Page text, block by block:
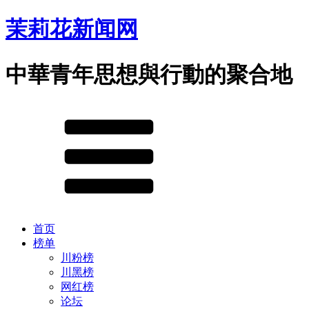
茉莉花新闻网
中華青年思想與行動的聚合地
首页
榜单
川粉榜
川黑榜
网红榜
论坛